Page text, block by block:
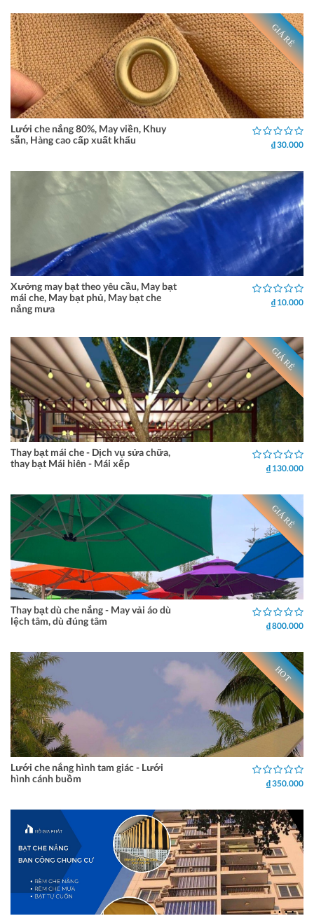
GIÁ RẺ
Lưới che nắng 80%, May viền, Khuy
sẵn, Hàng cao cấp xuất khẩu
₫ 30.000
Xưởng may bạt theo yêu cầu, May bạt
mái che, May bạt phủ, May bạt che
nắng mưa
₫ 10.000
GIÁ RẺ
Thay bạt mái che - Dịch vụ sửa chữa,
thay bạt Mái hiên - Mái xếp
₫ 130.000
GIÁ RẺ
Thay bạt dù che nắng - May vải áo dù
lệch tâm, dù đúng tâm
₫ 800.000
HOT
Lưới che nắng hình tam giác - Lưới
hình cánh buồm
₫ 350.000